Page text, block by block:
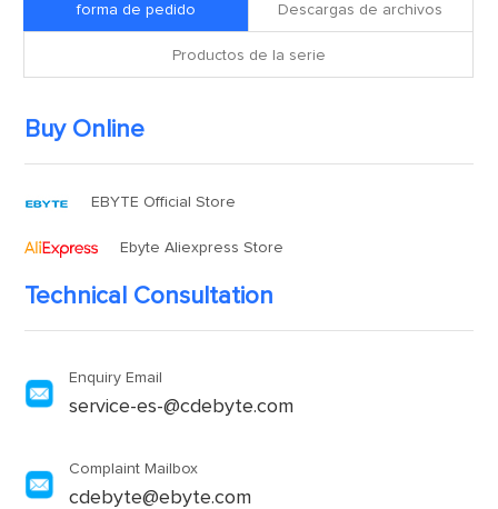
forma de pedido Descargas de archivos
Productos de la serie
Buy Online
EBYTE Official Store
Ebyte Aliexpress Store
Technical Consultation
Enquiry Email
service-es-@cdebyte.com
Complaint Mailbox
cdebyte@ebyte.com